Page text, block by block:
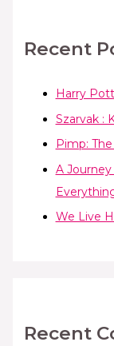
Recent
Harry
Szarvak :
Pimp:
A
We Live
Recent